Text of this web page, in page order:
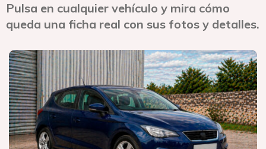
Pulsa en cualquier vehículo y mira cómo
queda una ficha real con sus fotos y detalles.